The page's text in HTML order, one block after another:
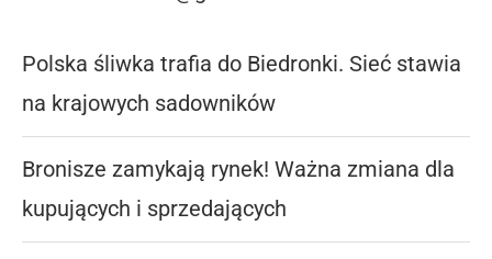
Polska śliwka trafia do Biedronki. Sieć stawia
na krajowych sadowników
Bronisze zamykają rynek! Ważna zmiana dla
kupujących i sprzedających